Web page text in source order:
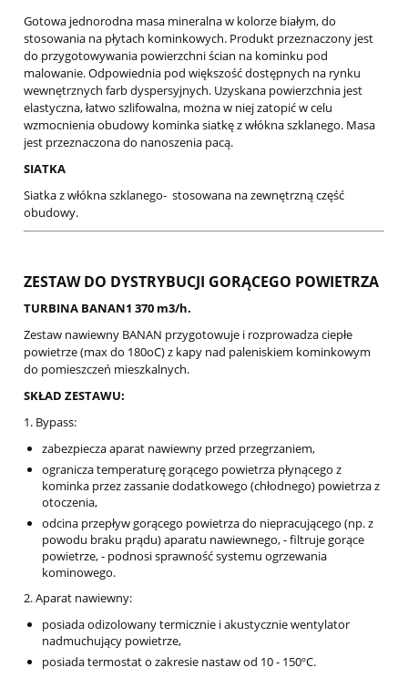
Gotowa jednorodna masa mineralna w kolorze białym, do
stosowania na płytach kominkowych. Produkt przeznaczony jest
do przygotowywania powierzchni ścian na kominku pod
malowanie. Odpowiednia pod większość dostępnych na rynku
wewnętrznych farb dyspersyjnych. Uzyskana powierzchnia jest
elastyczna, łatwo szlifowalna, można w niej zatopić w celu
wzmocnienia obudowy kominka siatkę z włókna szklanego. Masa
jest przeznaczona do nanoszenia pacą.
SIATKA
Siatka z włókna szklanego- stosowana na zewnętrzną część
obudowy.
ZESTAW DO DYSTRYBUCJI GORĄCEGO POWIETRZA
TURBINA BANAN1 370 m3/h.
Zestaw nawiewny BANAN przygotowuje i rozprowadza ciepłe
powietrze (max do 180oC) z kapy nad paleniskiem kominkowym
do pomieszczeń mieszkalnych.
SKŁAD ZESTAWU:
1. Bypass:
zabezpiecza aparat nawiewny przed przegrzaniem,
ogranicza temperaturę gorącego powietrza płynącego z
kominka przez zassanie dodatkowego (chłodnego) powietrza z
otoczenia,
odcina przepływ gorącego powietrza do niepracującego (np. z
powodu braku prądu) aparatu nawiewnego, - filtruje gorące
powietrze, - podnosi sprawność systemu ogrzewania
kominowego.
2. Aparat nawiewny:
posiada odizolowany termicznie i akustycznie wentylator
nadmuchujący powietrze,
posiada termostat o zakresie nastaw od 10 - 150ºC.